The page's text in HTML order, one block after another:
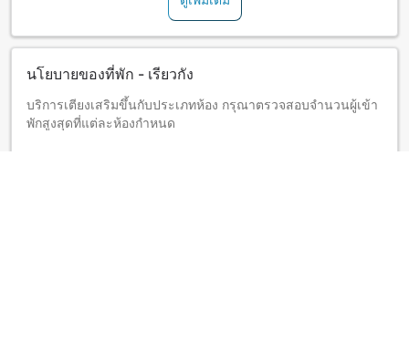
นโยบายของที่พัก - เรียวกัง
บริการเตียงเสริมขึ้นกับประเภทห้อง กรุณาตรวจสอบจำนวนผู้เข้า
พักสูงสุดที่แต่ละห้องกำหนด